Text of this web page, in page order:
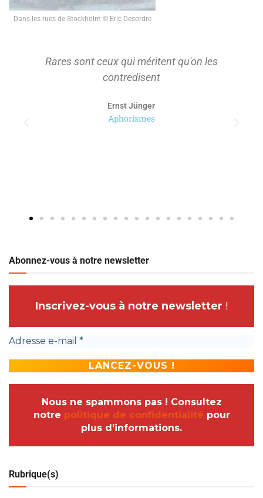
Dans les rues de Stockholm © Eric Desordre
Rares sont ceux qui méritent qu'on les
contredisent
Ernst Jünger
Aphorismes
Abonnez-vous à notre newsletter
Inscrivez-vous à notre newsletter !
Nous ne spammons pas ! Consultez
notre politique de confidentialité pour
plus d’informations.
Rubrique(s)